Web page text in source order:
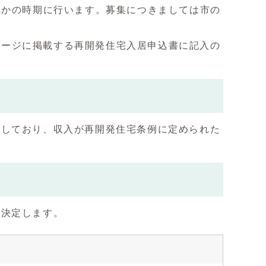
の時期に行います。募集につきましては市の
ジに掲載する再開発住宅入居申込書に記入の
ており、収入が再開発住宅条例に定められた
定します。